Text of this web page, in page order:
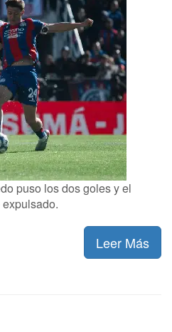
puso los dos goles y el
Leer Más